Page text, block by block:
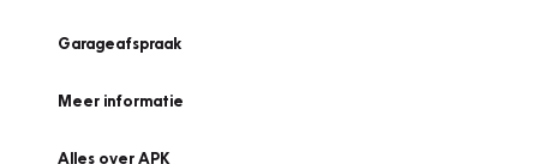
Garageafspraak
Meer informatie
Alles over APK